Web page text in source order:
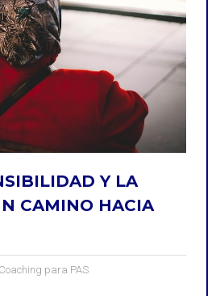
Y LA
CAMINO HACIA
Coaching para PAS